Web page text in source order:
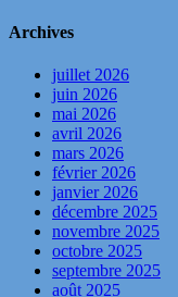
Archives
juillet 2026
juin 2026
mai 2026
avril 2026
mars 2026
février 2026
janvier 2026
décembre 2025
novembre 2025
octobre 2025
septembre 2025
août 2025